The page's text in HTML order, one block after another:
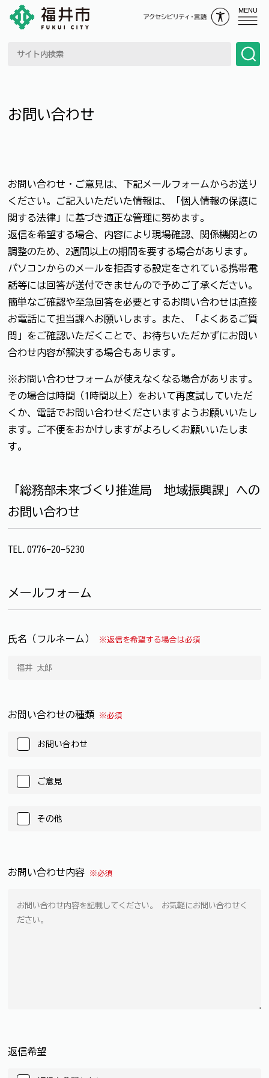
MENU
お問い合わせ
お問い合わせ・ご意見は、下記メールフォームからお送り
ください。ご記入いただいた情報は、「個人情報の保護に
関する法律」に基づき適正な管理に努めます。
返信を希望する場合、内容により現場確認、関係機関との
調整のため、2週間以上の期間を要する場合があります。
パソコンからのメールを拒否する設定をされている携帯電
話等には回答が送付できませんので予めご了承ください。
簡単なご確認や至急回答を必要とするお問い合わせは直接
お電話にて担当課へお願いします。また、「よくあるご質
問」をご確認いただくことで、お待ちいただかずにお問い
合わせ内容が解決する場合もあります。
※お問い合わせフォームが使えなくなる場合があります。
その場合は時間（1時間以上）をおいて再度試していただ
くか、電話でお問い合わせくださいますようお願いいたし
ます。ご不便をおかけしますがよろしくお願いいたしま
す。
「総務部未来づくり推進局 地域振興課」への
お問い合わせ
TEL.0776-20-5230
メールフォーム
氏名（フルネーム） ※返信を希望する場合は必須
お問い合わせの種類 ※必須
お問い合わせ
ご意見
その他
お問い合わせ内容 ※必須
返信希望